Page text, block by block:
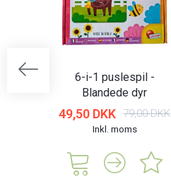
6-i-1 puslespil -
Blandede dyr
49,50 DKK 79,00 DKK
Inkl. moms